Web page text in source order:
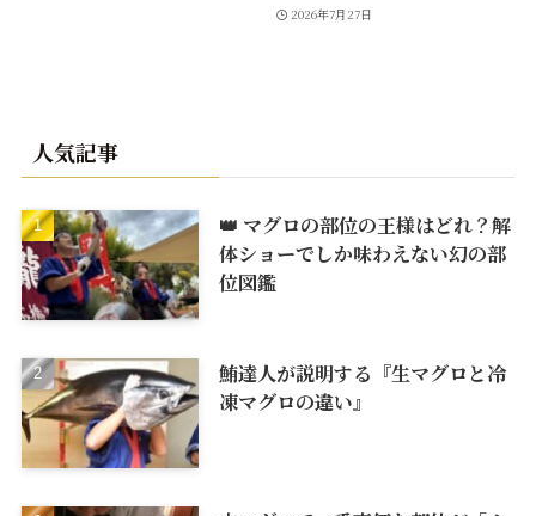
2026年7月27日
人気記事
👑 マグロの部位の王様はどれ？解
体ショーでしか味わえない幻の部
位図鑑
鮪達人が説明する『生マグロと冷
凍マグロの違い』